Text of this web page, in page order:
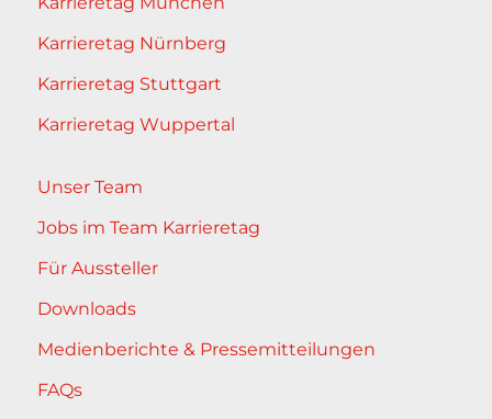
Karrieretag Nürnberg
Karrieretag Stuttgart
Karrieretag Wuppertal
Unser Team
Jobs im Team Karrieretag
Für Aussteller
Downloads
Medienberichte & Pressemitteilungen
FAQs